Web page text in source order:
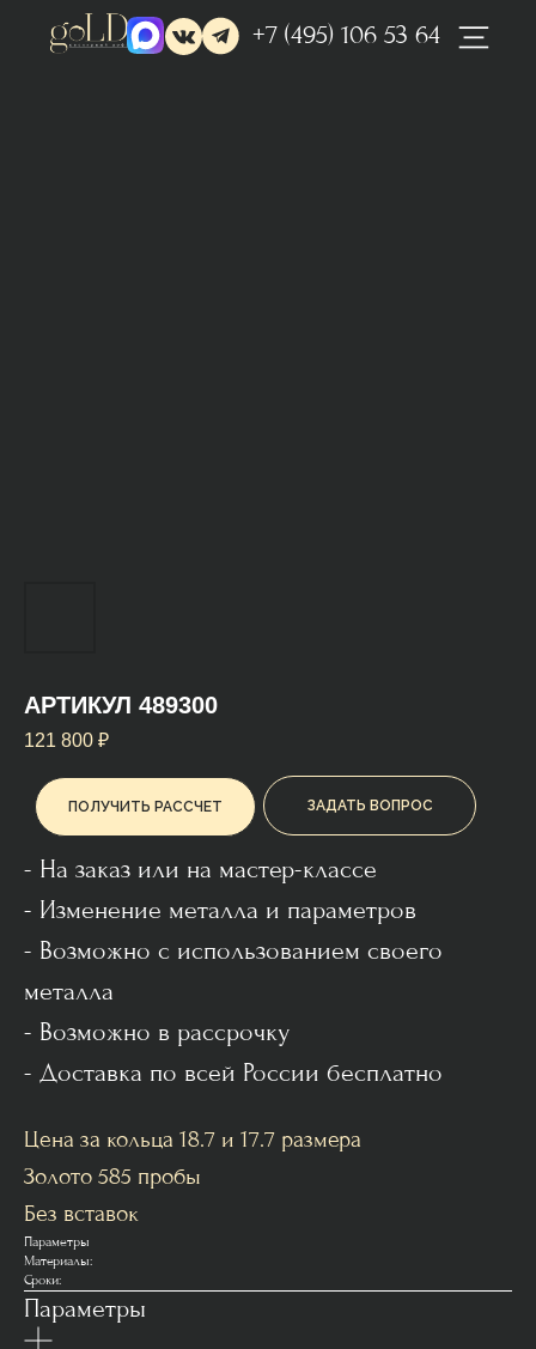
+7 (495) 106 53 64
ПОЛУЧИТЬ РАССЧЕТ ЗАДАТЬ ВОПРОС
АРТИКУЛ 489300
121 800 ₽
- На заказ или на мастер-классе
- Изменение металла и параметров
- Возможно с использованием своего
металла
- Возможно в рассрочку
- Доставка по всей России бесплатно
Цена за кольца 18.7 и 17.7 размера
Золото 585 пробы
Без вставок
Параметры
Материалы:
Сроки:
Параметры